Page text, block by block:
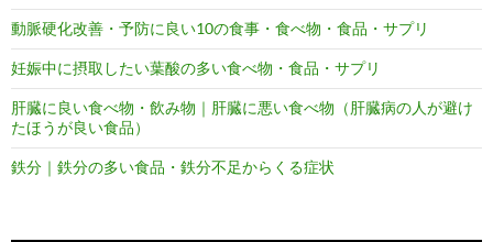
動脈硬化改善・予防に良い10の食事・食べ物・食品・サプリ
妊娠中に摂取したい葉酸の多い食べ物・食品・サプリ
肝臓に良い食べ物・飲み物｜肝臓に悪い食べ物（肝臓病の人が避け
たほうが良い食品）
鉄分｜鉄分の多い食品・鉄分不足からくる症状